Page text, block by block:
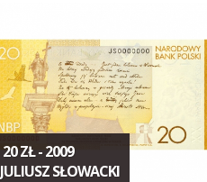
20 ZŁ - 2009
JULIUSZ SŁOWACKI